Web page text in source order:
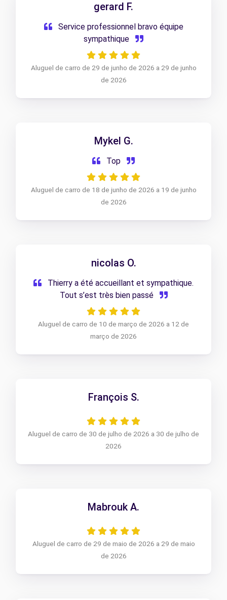
gerard F.
Service professionnel bravo équipe
sympathique
Aluguel de carro de 29 de junho de 2026 a 29 de junho
de 2026
Mykel G.
Top
Aluguel de carro de 18 de junho de 2026 a 19 de junho
de 2026
nicolas O.
Thierry a été accueillant et sympathique.
Tout s’est très bien passé
Aluguel de carro de 10 de março de 2026 a 12 de
março de 2026
François S.
Aluguel de carro de 30 de julho de 2026 a 30 de julho de
2026
Mabrouk A.
Aluguel de carro de 29 de maio de 2026 a 29 de maio
de 2026